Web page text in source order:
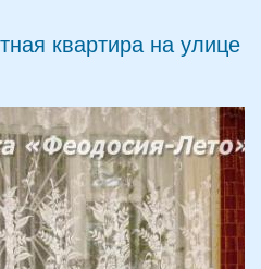
квартира на улице